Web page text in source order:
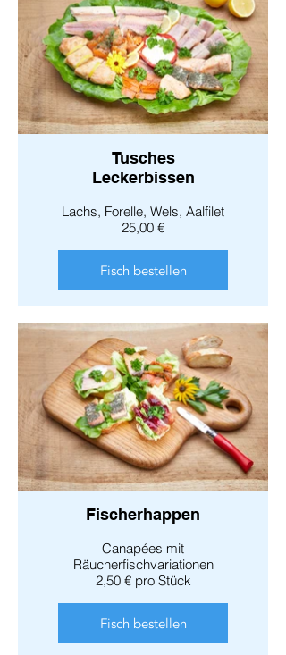
Tusches
Leckerbissen
Lachs, Forelle, Wels, Aalfilet
25,00 €
Fisch bestellen
Fischerhappen
Canapées mit
Räucherfischvariationen
2,50 € pro Stück
Fisch bestellen